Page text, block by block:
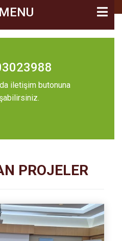
iletişim butonuna
PROJELER